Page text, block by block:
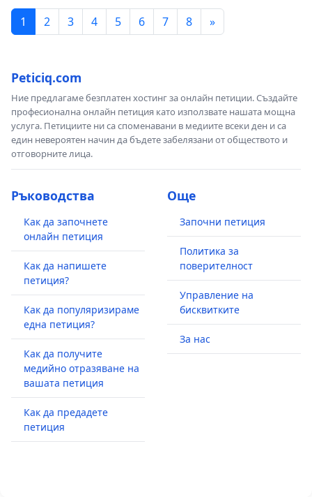
1 2 3 4 5 6 7 8 »
Peticiq.com
Ние предлагаме безплатен хостинг за онлайн петиции. Създайте
професионална онлайн петиция като използвате нашата мощна
услуга. Петициите ни са споменавани в медиите всеки ден и са
един невероятен начин да бъдете забелязани от обществото и
отговорните лица.
Ръководства
Как да започнете
онлайн петиция
Как да напишете
петиция?
Как да популяризираме
една петиция?
Как да получите
медийно отразяване на
вашата петиция
Как да предадете
петиция
Още
Започни петиция
Политика за
поверителност
Управление на
бисквитките
За нас